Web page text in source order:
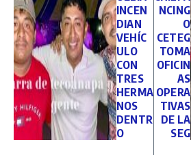
INCEN
DIAN
VEHÍC
ULO
CON
TRES
HERMA
NOS
DENTR
O
NCING
O
CETEG
TOMA
OFICIN
AS
OPERA
TIVAS
DE LA
SEG